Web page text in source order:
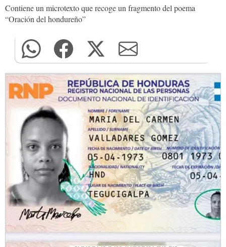
Contiene un microtexto que recoge un fragmento del poema
“Oración del hondureño”